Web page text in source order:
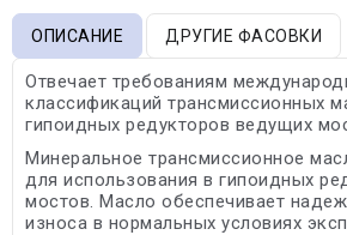
ОПИСАНИЕ ДРУГИЕ ФАСОВКИ
Отвечает требованиям
классификаций трансмиссионных
гипоидных редукторов ведущих
Минеральное трансмиссионное
для использования в гипоидных
мостов. Масло обеспечивает
износа в нормальных условиях